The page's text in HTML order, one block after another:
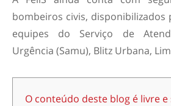
bombeiros civis, disponibilizados
equipes do Serviço de
Urgência (Samu), Blitz Urbana,
O conteúdo deste blog é livre